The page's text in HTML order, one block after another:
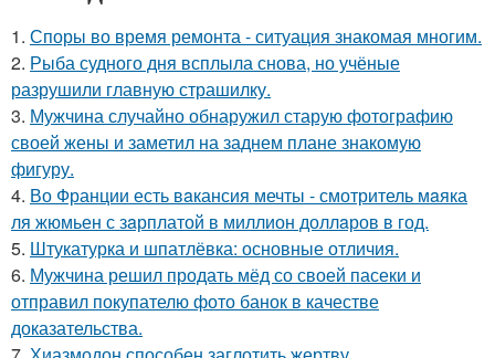
1. Споры во время ремонта - ситуация знакомая многим.
2. Рыба судного дня всплыла снова, но учёные
разрушили главную страшилку.
3. Мужчина случайно обнаружил старую фотографию
своей жены и заметил на заднем плане знакомую
фигуру.
4. Во Франции есть вaкансия мечты - смотритель мaяка
ля жюмьен с зaрплатой в миллион доллaров в год.
5. Штукатурка и шпатлёвка: основные отличия.
6. Мужчина решил продать мёд со своей пасеки и
отправил покупателю фото банок в качестве
доказательства.